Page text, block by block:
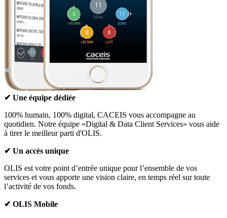
✔ Une équipe dédiée
100% humain, 100% digital, CACEIS vous accompagne au
quotidien. Notre équipe «Digital & Data Client Services» vous aide
à tirer le meilleur parti d'OLIS.
✔ Un accès unique
OLIS est votre point d’entrée unique pour l’ensemble de vos
services et vous apporte une vision claire, en temps réel sur toute
l’activité de vos fonds.
✔ OLIS Mobile